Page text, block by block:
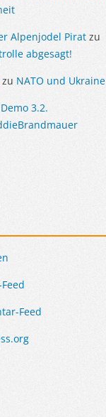
Alpenjodel Pirat zu
abgesagt!
zu NATO und Ukraine
Demo 3.2.
Feed